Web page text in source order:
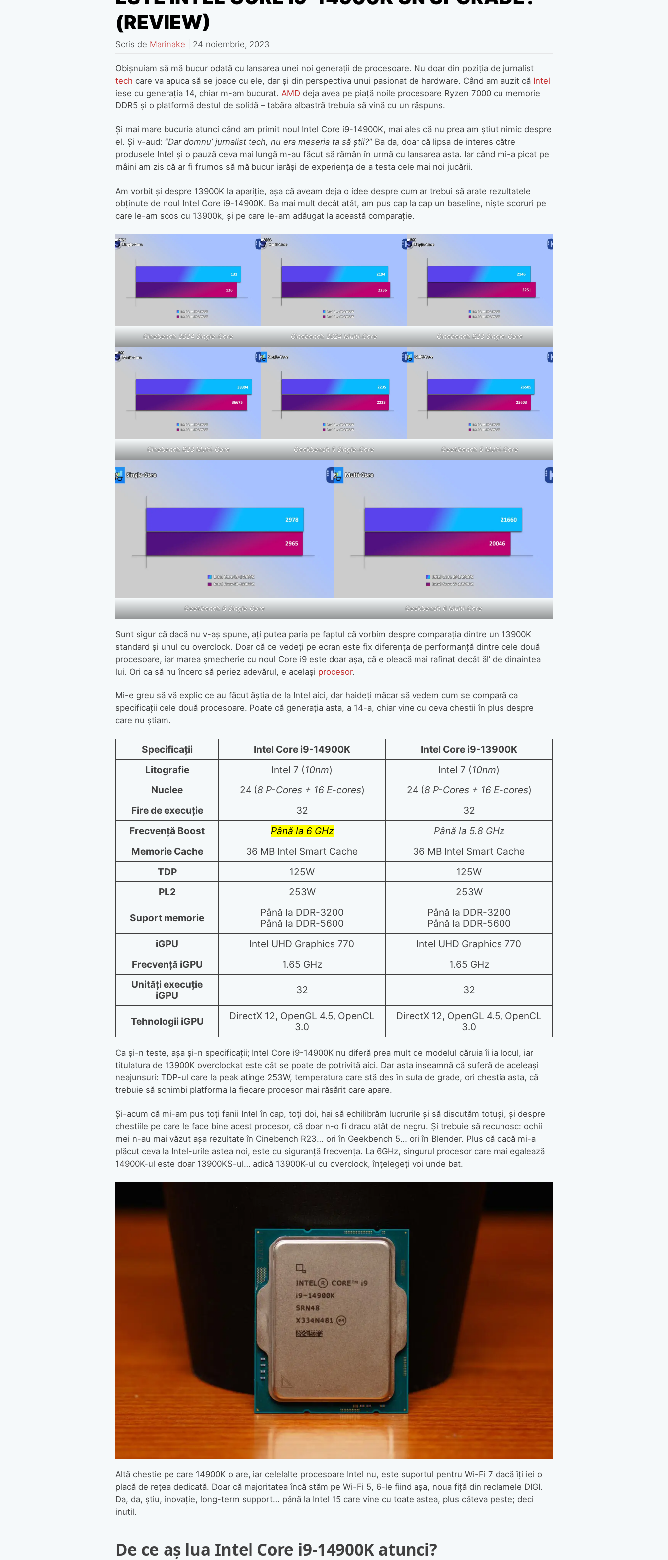
(REVIEW)
Scris de Marinake 24 noiembrie, 2023
Obișnuiam să mă bucur odată cu lansarea unei noi generații de procesoare. Nu doar din poziția de jurnalist
tech care va apuca să se joace cu ele, dar și din perspectiva unui pasionat de hardware. Când am auzit că Intel
iese cu generația 14, chiar m-am bucurat. AMD deja avea pe piață noile procesoare Ryzen 7000 cu memorie
DDR5 și o platformă destul de solidă – tabăra albastră trebuia să vină cu un răspuns.
Și mai mare bucuria atunci când am primit noul Intel Core i9-14900K, mai ales că nu prea am știut nimic despre
el. Și v-aud: “Dar domnu’ jurnalist tech, nu era meseria ta să știi?” Ba da, doar că lipsa de interes către
produsele Intel și o pauză ceva mai lungă m-au făcut să rămân în urmă cu lansarea asta. Iar când mi-a picat pe
mâini am zis că ar fi frumos să mă bucur iarăși de experiența de a testa cele mai noi jucării.
Am vorbit și despre 13900K la apariție, așa că aveam deja o idee despre cum ar trebui să arate rezultatele
obținute de noul Intel Core i9-14900K. Ba mai mult decât atât, am pus cap la cap un baseline, niște scoruri pe
care le-am scos cu 13900k, și pe care le-am adăugat la această comparație.
Cinebench 2024 Single-Core Cinebench 2024 Multi-Core Cinebench R23 Single-Core
Cinebench R23 Multi-Core Geekbench 5 Single-Core Geekbench 5 Multi-Core
Geekbench 6 Single-Core Geekbench 6 Multi-Core
Sunt sigur că dacă nu v-aș spune, ați putea paria pe faptul că vorbim despre comparația dintre un 13900K
standard și unul cu overclock. Doar că ce vedeți pe ecran este fix diferența de performanță dintre cele două
procesoare, iar marea șmecherie cu noul Core i9 este doar așa, că e oleacă mai rafinat decât ăl’ de dinaintea
lui. Ori ca să nu încerc să periez adevărul, e același procesor.
Mi-e greu să vă explic ce au făcut ăștia de la Intel aici, dar haideți măcar să vedem cum se compară ca
specificații cele două procesoare. Poate că generația asta, a 14-a, chiar vine cu ceva chestii în plus despre
care nu știam.
Specificații Intel Core i9-14900K
Intel Core i9-13900K
Litografie
Intel 7 (10nm) Intel 7 (10nm)
Nuclee
24 (8 P-Cores + 16 E-cores) 24 (8 P-Cores + 16 E-cores)
Fire de execuție
32
32
Frecvență Boost
Până la 6 GHz
Până la 5.8 GHz
Memorie Cache
36 MB Intel Smart Cache
36 MB Intel Smart Cache
TDP
125W
125W
PL2
253W 253W
Suport memorie
Până la DDR-3200
Până la DDR-5600
Până la DDR-3200
Până la DDR-5600
iGPU
Intel UHD Graphics 770
Intel UHD Graphics 770
Frecvență iGPU
1.65 GHz
1.65 GHz
Unități execuție
iGPU
32 32
Tehnologii iGPU
DirectX 12, OpenGL 4.5, OpenCL
3.0
DirectX 12, OpenGL 4.5, OpenCL
3.0
Ca și-n teste, așa și-n specificații; Intel Core i9-14900K nu diferă prea mult de modelul căruia îi ia locul, iar
titulatura de 13900K overclockat este cât se poate de potrivită aici. Dar asta înseamnă că suferă de aceleași
neajunsuri: TDP-ul care la peak atinge 253W, temperatura care stă des în suta de grade, ori chestia asta, că
trebuie să schimbi platforma la fiecare procesor mai răsărit care apare.
Și-acum că mi-am pus toți fanii Intel în cap, toți doi, hai să echilibrăm lucrurile și să discutăm totuși, și despre
chestiile pe care le face bine acest procesor, că doar n-o fi dracu atât de negru. Și trebuie să recunosc: ochii
mei n-au mai văzut așa rezultate în Cinebench R23… ori în Geekbench 5… ori în Blender. Plus că dacă mi-a
plăcut ceva la Intel-urile astea noi, este cu siguranță frecvența. La 6GHz, singurul procesor care mai egalează
14900K-ul este doar 13900KS-ul… adică 13900K-ul cu overclock, înțelegeți voi unde bat.
Altă chestie pe care 14900K o are, iar celelalte procesoare Intel nu, este suportul pentru Wi-Fi 7 dacă îți iei o
placă de rețea dedicată. Doar că majoritatea încă stăm pe Wi-Fi 5, 6-le fiind așa, noua fiță din reclamele DIGI.
Da, da, știu, inovație, long-term support… până la Intel 15 care vine cu toate astea, plus câteva peste; deci
inutil.
De ce aș lua Intel Core i9-14900K atunci?